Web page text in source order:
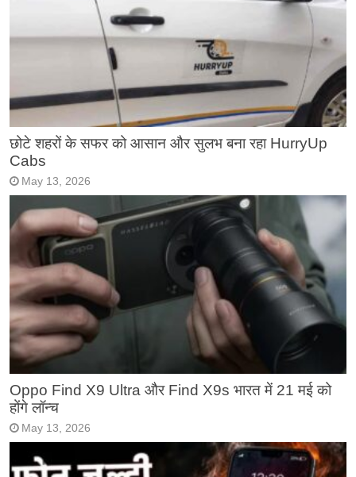
छोटे शहरों के सफर को आसान और सुलभ बना रहा HurryUp
Cabs
May 13, 2026
Oppo Find X9 Ultra और Find X9s भारत में 21 मई को
होंगे लॉन्च
May 13, 2026